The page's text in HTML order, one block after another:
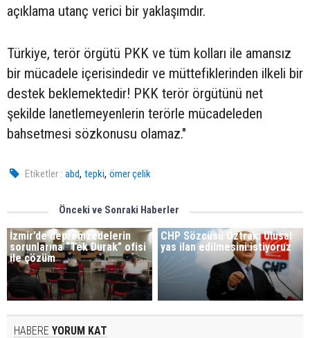
açıklama utanç verici bir yaklaşımdır.
Türkiye, terör örgütü PKK ve tüm kolları ile amansız
bir mücadele içerisindedir ve müttefiklerinden ilkeli bir
destek beklemektedir! PKK terör örgütünü net
şekilde lanetlemeyenlerin terörle mücadeleden
bahsetmesi sözkonusu olamaz."
Etiketler : abd,tepki,ömer çelik
Önceki ve Sonraki Haberler
İzmir’de depremzedelerin
sorunlarına “Tek Durak” ofisi
ile çözüm
CHP Sözcüsü Öztrak: Ulusal
yas ilan edilmesini istiyoruz
HABERE YORUM KAT